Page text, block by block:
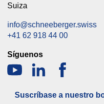
Suiza
info@schneeberger.swiss
+41 62 918 44 00
Síguenos
Suscríbase a nuestro